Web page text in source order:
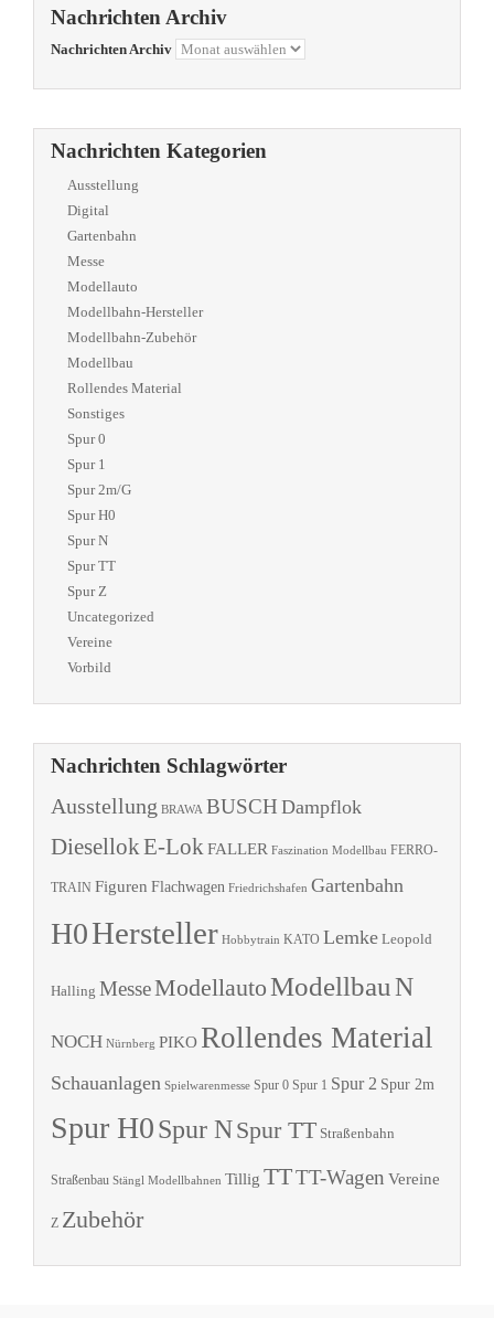
Nachrichten Archiv
Nachrichten Archiv
Nachrichten Kategorien
Ausstellung
Digital
Gartenbahn
Messe
Modellauto
Modellbahn-Hersteller
Modellbahn-Zubehör
Modellbau
Rollendes Material
Sonstiges
Spur 0
Spur 1
Spur 2m/G
Spur H0
Spur N
Spur TT
Spur Z
Uncategorized
Vereine
Vorbild
Nachrichten Schlagwörter
Ausstellung BRAWA BUSCH Dampflok
DiesellokE-LokFALLER Faszination Modellbau FERRO-
TRAIN Figuren Flachwagen Friedrichshafen Gartenbahn
H0Hersteller Hobbytrain KATO Lemke Leopold
Halling MesseModellautoModellbauN
NOCH Nürnberg PIKO Rollendes Material
Schauanlagen Spielwarenmesse Spur 0 Spur 1 Spur 2 Spur 2m
Spur H0Spur NSpur TT Straßenbahn
Straßenbau Stängl Modellbahnen Tillig TTTT-Wagen Vereine
Z Zubehör